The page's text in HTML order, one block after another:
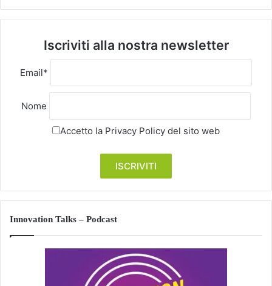
Iscriviti alla nostra newsletter
Email*
Nome
Accetto la Privacy Policy del sito web
Innovation Talks – Podcast